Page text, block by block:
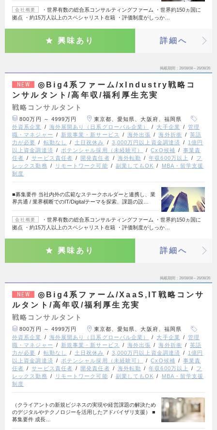
会社概要
・世界有数の総合系コンサルティングファーム ・世界約150ヵ国に
拠点 ・約15万人以上のスペシャリスト在籍 ・評価制度がしっか…
興味あり 詳細へ
掲載期間 26/08/08～26/08/26
NEW
◎Big4系ファーム/xIndustry戦略コ
ンサルタント/高年収/福利厚生充実
戦略コンサルタント
800万円 ～ 4999万円
東京都、愛知県、大阪府、福岡県
外資系企業
海外展開あり（日系グローバル企業） 大手企業
管理
職・マネジャー
新規事業・新サービス 海外出張 海外折衝
英語
力が必要
転勤なし 土日祝休み 3,000万円以上資金調達済
1億円
以上資金調達済
ポテンシャル採用（未経験可） CxO候補
事業責
任者
サービス責任者 開発責任者 海外転勤 年収600万以上
フ
レックス勤務
リモートワーク可能 副業してもOK
MBA・留学支援
制度
■募集要件 当社内外の広範なステークホルダーと連携し、業
界共通 / 業界横断でのIT/Digitalテーマを探索、課題の設…
会社概要
・世界有数の総合系コンサルティングファーム ・世界約150ヵ国に
拠点 ・約15万人以上のスペシャリスト在籍 ・評価制度がしっか…
興味あり 詳細へ
掲載期間 26/08/08～26/08/26
NEW
◎Big4系ファーム/XaaS,IT戦略コンサ
ルタント/高年収/福利厚生充実
戦略コンサルタント
800万円 ～ 4999万円
東京都、愛知県、大阪府、福岡県
外資系企業
海外展開あり（日系グローバル企業） 大手企業
管理
職・マネジャー
新規事業・新サービス 海外出張 海外折衝
英語
力が必要
転勤なし 土日祝休み 3,000万円以上資金調達済
1億円
以上資金調達済
ポテンシャル採用（未経験可） CxO候補
事業責
任者
サービス責任者 開発責任者 海外転勤 年収600万以上
フ
レックス勤務
リモートワーク可能 副業してもOK
MBA・留学支援
制度
（クライアントの新規ビジネスの実現や経営課題の解決ため
のデジタルやテクノロジーを活用したアドバイザリ支援） ■
募集要件 成長…